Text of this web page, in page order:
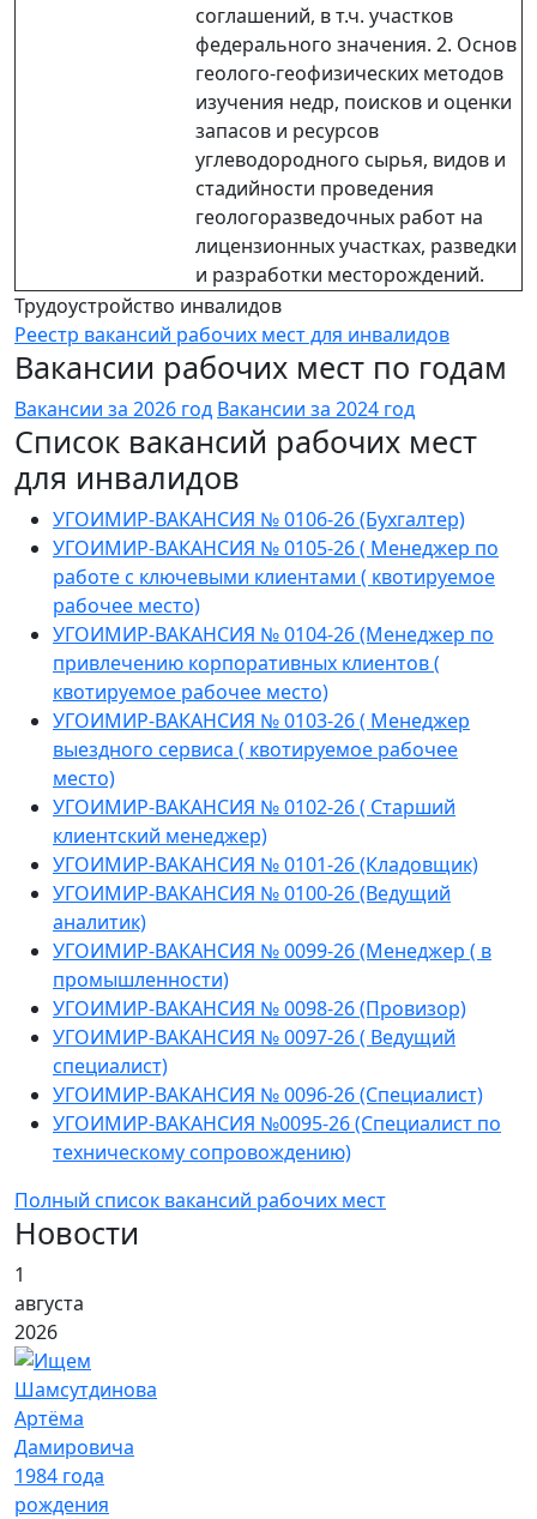
соглашений, в т.ч. участков
федерального значения. 2. Основ
геолого-геофизических методов
изучения недр, поисков и оценки
запасов и ресурсов
углеводородного сырья, видов и
стадийности проведения
геологоразведочных работ на
лицензионных участках, разведки
и разработки месторождений.
Трудоустройство инвалидов
Реестр вакансий рабочих мест для инвалидов
Вакансии рабочих мест по годам
Вакансии за 2026 год Вакансии за 2024 год
Список вакансий рабочих мест
для инвалидов
УГОИМИР-ВАКАНСИЯ № 0106-26 (Бухгалтер)
УГОИМИР-ВАКАНСИЯ № 0105-26 ( Менеджер по
работе с ключевыми клиентами ( квотируемое
рабочее место)
УГОИМИР-ВАКАНСИЯ № 0104-26 (Менеджер по
привлечению корпоративных клиентов (
квотируемое рабочее место)
УГОИМИР-ВАКАНСИЯ № 0103-26 ( Менеджер
выездного сервиса ( квотируемое рабочее
место)
УГОИМИР-ВАКАНСИЯ № 0102-26 ( Старший
клиентский менеджер)
УГОИМИР-ВАКАНСИЯ № 0101-26 (Кладовщик)
УГОИМИР-ВАКАНСИЯ № 0100-26 (Ведущий
аналитик)
УГОИМИР-ВАКАНСИЯ № 0099-26 (Менеджер ( в
промышленности)
УГОИМИР-ВАКАНСИЯ № 0098-26 (Провизор)
УГОИМИР-ВАКАНСИЯ № 0097-26 ( Ведущий
специалист)
УГОИМИР-ВАКАНСИЯ № 0096-26 (Специалист)
УГОИМИР-ВАКАНСИЯ №0095-26 (Cпециалист по
техническому сопровождению)
Полный список вакансий рабочих мест
Новости
1
августа
2026